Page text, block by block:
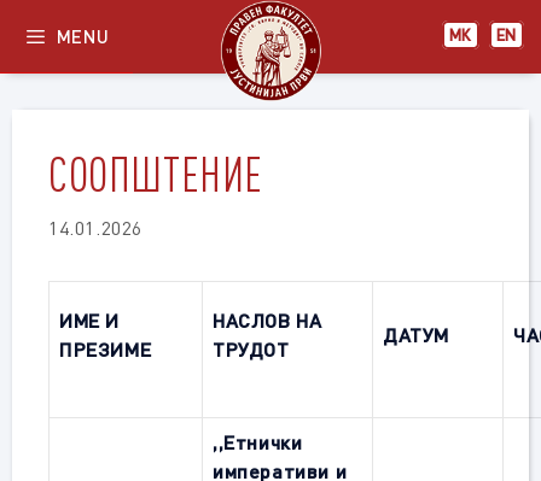
content
МК EN
MENU
СООПШТЕНИЕ
14.01.2026
ИМЕ И
ПРЕЗИМЕ
НАСЛОВ НА
ТРУДОТ
ДАТУМ
,,Етнички
императиви и